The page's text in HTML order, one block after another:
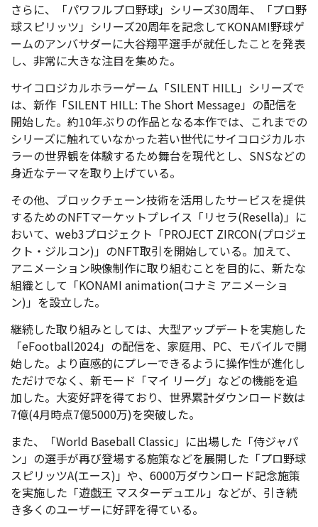
さらに、「パワフルプロ野球」シリーズ30周年、「プロ野
球スピリッツ」シリーズ20周年を記念してKONAMI野球ゲ
ームのアンバサダーに大谷翔平選手が就任したことを発表
し、非常に大きな注目を集めた。
サイコロジカルホラーゲーム「SILENT HILL」シリーズで
は、新作「SILENT HILL: The Short Message」の配信を
開始した。約10年ぶりの作品となる本作では、これまでの
シリーズに触れていなかった若い世代にサイコロジカルホ
ラーの世界観を体験するため舞台を現代とし、SNSなどの
身近なテーマを取り上げている。
その他、ブロックチェーン技術を活用したサービスを提供
するためのNFTマーケットプレイス「リセラ(Resella)」に
おいて、web3プロジェクト「PROJECT ZIRCON(プロジェ
クト・ジルコン)」のNFT取引を開始している。加えて、
アニメーション映像制作に取り組むことを目的に、新たな
組織として「KONAMI animation(コナミ アニメーショ
ン)」を設立した。
継続した取り組みとしては、大型アップデートを実施した
「eFootball2024」の配信を、家庭用、PC、モバイルで開
始した。より直感的にプレーできるように操作性が進化し
ただけでなく、新モード「マイ リーグ」などの機能を追
加した。大変好評を得ており、世界累計ダウンロード数は
7億(4月時点7億5000万)を突破した。
また、「World Baseball Classic」に出場した「侍ジャパ
ン」の選手が再び登場する施策などを展開した「プロ野球
スピリッツA(エース)」や、6000万ダウンロード記念施策
を実施した「遊戯王 マスターデュエル」などが、引き続
き多くのユーザーに好評を得ている。